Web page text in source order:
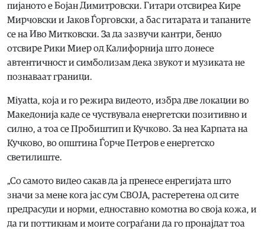
пијаното е Бојан Димитровски. Гитари отсвиреа Кире
Мирчовски и Јаков Ѓорговски, а бас гитарата и тапаните
се на Иво Митковски. За да зазвучи кантри, бенџо
отсвире Рики Миер од Калифорнија што донесе
автентичност и симболизам дека звукот и музиката не
познаваат граници.
Miyatta, која и го режира видеото, избра две локации во
Македонија каде се чуствувала енергетски позитивно и
силно, а тоа се Пробиштип и Кучково. За неа Карпата на
Кучково, во општина Ѓорче Петров е енергетско
светилиште.
„Со самото видео сакав да ја пренесе енрегијата што
значи за мене кога јас сум СВОЈА, растеретена од сите
предрасуди и норми, едноставно комотна во своја кожа, и
да ги поттикнам и моите сограѓани да го пронајдат тоа